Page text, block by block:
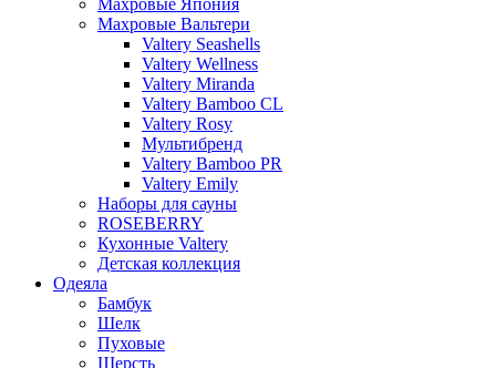
Махровые Япония
Махровые Вальтери
Valtery Seashells
Valtery Wellness
Valtery Miranda
Valtery Bamboo CL
Valtery Rosy
Мультибренд
Valtery Bamboo PR
Valtery Emily
Наборы для сауны
ROSEBERRY
Кухонные Valtery
Детская коллекция
Одеяла
Бамбук
Шелк
Пуховые
Шерсть